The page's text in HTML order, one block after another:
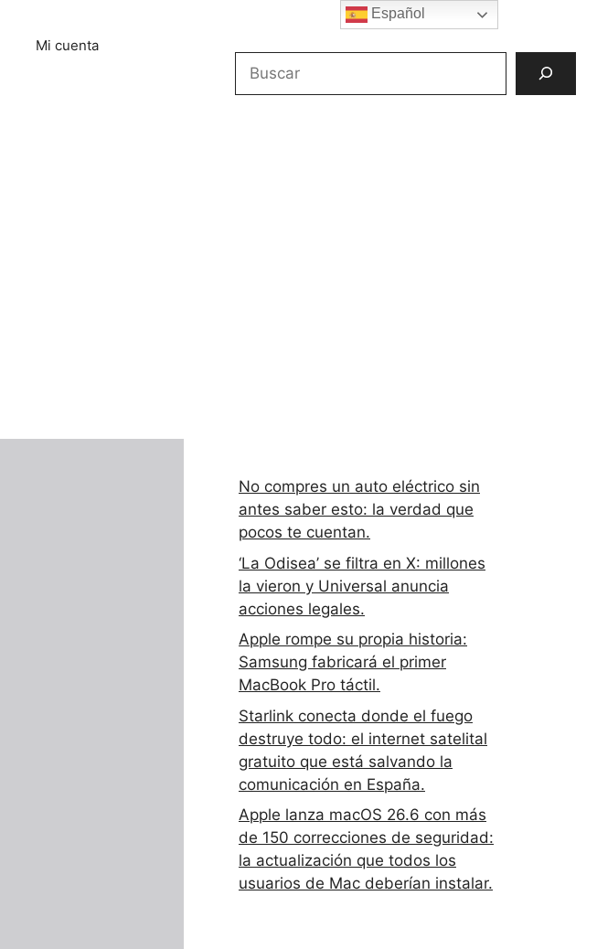
Mi cuenta
No compres un auto eléctrico sin
antes saber esto: la verdad que
pocos te cuentan.
‘La Odisea’ se filtra en X: millones
la vieron y Universal anuncia
acciones legales.
Apple rompe su propia historia:
Samsung fabricará el primer
MacBook Pro táctil.
Starlink conecta donde el fuego
destruye todo: el internet satelital
gratuito que está salvando la
comunicación en España.
Apple lanza macOS 26.6 con más
de 150 correcciones de seguridad:
la actualización que todos los
usuarios de Mac deberían instalar.
Español